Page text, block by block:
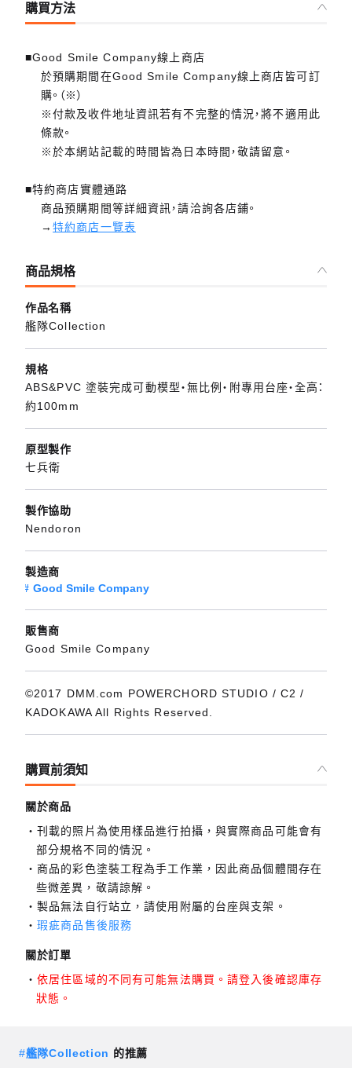
購買方法
■Good Smile Company線上商店
於預購期間在Good Smile Company線上商店皆可訂
購。（※）
※付款及收件地址資訊若有不完整的情況，將不適用此
條款。
※於本網站記載的時間皆為日本時間，敬請留意。
■特約商店實體通路
商品預購期間等詳細資訊，請洽詢各店鋪。
→特約商店一覽表
商品規格
作品名稱
艦隊Collection
規格
ABS&PVC 塗裝完成可動模型・無比例・附專用台座・全高：
約100mm
原型製作
七兵衛
製作協助
Nendoron
製造商
Good Smile Company
販售商
Good Smile Company
©2017 DMM.com POWERCHORD STUDIO / C2 /
KADOKAWA All Rights Reserved.
購買前須知
關於商品
刊載的照片為使用樣品進行拍攝，與實際商品可能會有
部分規格不同的情況。
商品的彩色塗裝工程為手工作業，因此商品個體間存在
些微差異，敬請諒解。
製品無法自行站立，請使用附屬的台座與支架。
瑕疵商品售後服務
關於訂單
依居住區域的不同有可能無法購買。請登入後確認庫存
狀態。
#艦隊Collection 的推薦